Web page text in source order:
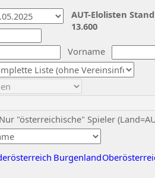
Vorname
Nur "österreichische" Spieler
Burgenland
AUT-Elolisten
13.600